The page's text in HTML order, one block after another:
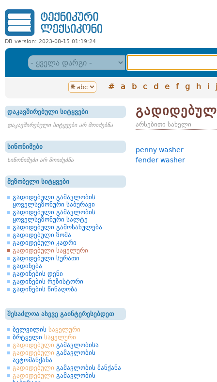
DB version: 2023-08-15 01:19:24
# a b c d e f g h i j
დაკავშირებული სიტყვები
დაკავშირებული სიტყვები არ მოიძებნა
სინონიმები
სინონიმები არ მოიძებნა
მეზობელი სიტყვები
გადიდებული გამავლობის
ყოველსეზონური საბურავი
გადიდებული გამავლობის
ყოველსეზონური სალტე
გადიდებული გამოსახულება
გადიდებული ზომა
გადიდებული კადრი
გადიდებული საყელური
გადიდებული სურათი
გადინება
გადინების დენი
გადინების რეზისტორი
გადინების წინაღობა
შესაძლოა ასევე გაინტერესებდეთ
ბელვილის საყელური
ბრტყელი საყელური
გადიდებული გამავლობისა
გადიდებული გამავლობის
ავტომანქანა
გადიდებული გამავლობის მანქანა
გადიდებული გამავლობის
არსებითი სახელი
penny washer
fender washer